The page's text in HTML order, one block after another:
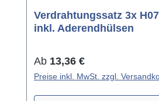
Verdrahtungssatz 3x
inkl. Aderendhülsen
Regulärer Preis:
Ab 13,36 €
Preise inkl. MwSt. zzgl.